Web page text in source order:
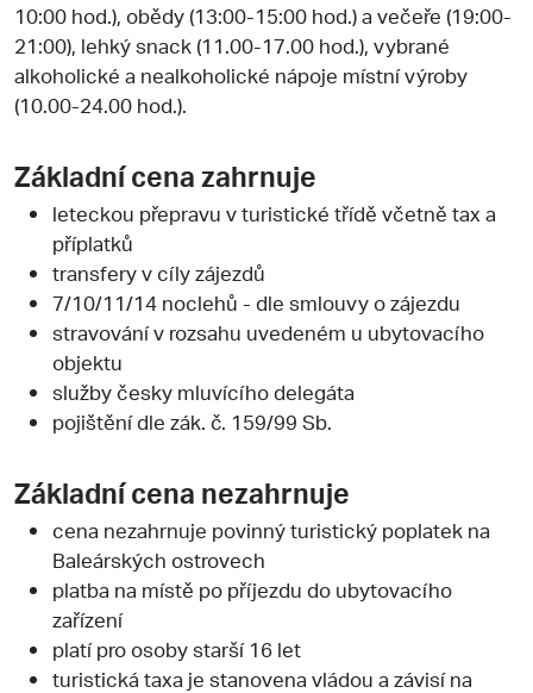
10:00 hod.), obědy (13:00-15:00 hod.) a večeře (19:00-
21:00), lehký snack (11.00-17.00 hod.), vybrané
alkoholické a nealkoholické nápoje místní výroby
(10.00-24.00 hod.).
Základní cena zahrnuje
leteckou přepravu v turistické třídě včetně tax a
příplatků
transfery v cíly zájezdů
7/10/11/14 noclehů - dle smlouvy o zájezdu
stravování v rozsahu uvedeném u ubytovacího
objektu
služby česky mluvícího delegáta
pojištění dle zák. č. 159/99 Sb.
Základní cena nezahrnuje
cena nezahrnuje povinný turistický poplatek na
Baleárských ostrovech
platba na místě po příjezdu do ubytovacího
zařízení
platí pro osoby starší 16 let
turistická taxa je stanovena vládou a závisí na